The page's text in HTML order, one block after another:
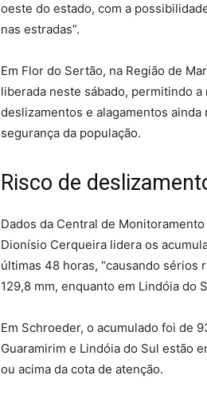
oeste do estado, com a
nas estradas”.
Em Flor do Sertão, na Região de
liberada neste sábado, permitindo
deslizamentos e alagamentos
segurança da população.
Risco de
Dados da Central de
Dionísio Cerqueira lidera os
últimas 48 horas, “causando sérios
129,8 mm, enquanto em Lindóia do
Em Schroeder, o acumulado foi de
Guaramirim e Lindóia do Sul estão
ou acima da cota de atenção.